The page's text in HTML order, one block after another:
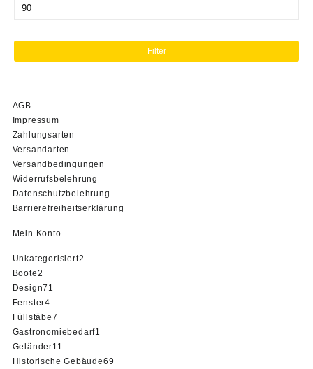
Max.
Filter
AGB
Impressum
Zahlungsarten
Versandarten
Versandbedingungen
Widerrufsbelehrung
Datenschutzbelehrung
Barrierefreiheitserklärung
Mein Konto
Unkategorisiert2
Boote2
Produkte
Design71
Fenster44
Produkte
Füllstäbe7
Produkte
Gastronomiebedarf1
Geländer11
Produkte
Historische Gebäude69